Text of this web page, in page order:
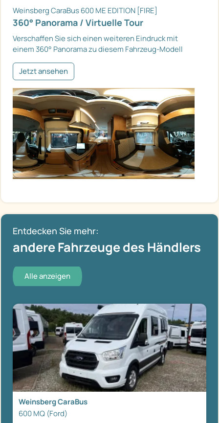
Weinsberg CaraBus 600 ME EDITION [FIRE]
360° Panorama / Virtuelle Tour
Verschaffen Sie sich einen weiteren Eindruck mit
einem 360° Panorama zu diesem Fahrzeug-Modell
Jetzt ansehen
Entdecken Sie mehr:
andere Fahrzeuge des Händlers
Alle anzeigen
Weinsberg CaraBus
600 MQ (Ford)